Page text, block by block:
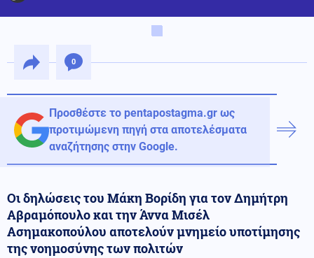
0
Προσθέστε το pentapostagma.gr ως
προτιμώμενη πηγή στα αποτελέσματα
αναζήτησης στην Google.
Οι δηλώσεις του Μάκη Βορίδη για τον Δημήτρη
Αβραμόπουλο και την Άννα Μισέλ
Ασημακοπούλου αποτελούν μνημείο υποτίμησης
της νοημοσύνης των πολιτών